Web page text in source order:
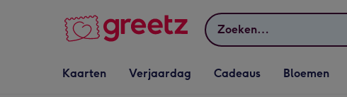
Zoeken
Vervolgkeuzelijst
Kaarten openen
Kaarten
Vervolgkeuzelijst
Verjaardag openen
Verjaardag
Vervolgkeuzelijst
Cadeaus openen
Cadeaus
Vervolgkeuzelijst
Bloemen openen
Bloemen